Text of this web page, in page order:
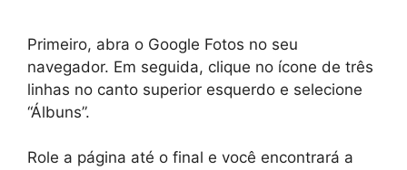
Primeiro, abra o Google Fotos no seu
navegador. Em seguida, clique no ícone de três
linhas no canto superior esquerdo e selecione
“Álbuns”.
Role a página até o final e você encontrará a